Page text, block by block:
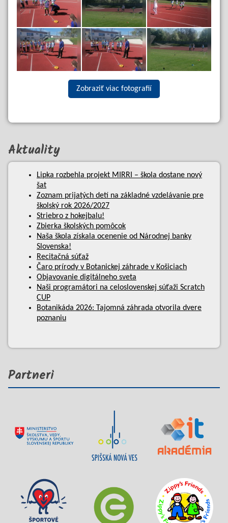
Zobraziť viac fotografií
Aktuality
Lipka rozbehla projekt MIRRI – škola dostane nový
šat
Zoznam prijatých detí na základné vzdelávanie pre
školský rok 2026/2027
Striebro z hokejbalu!
Zbierka školských pomôcok
Naša škola získala ocenenie od Národnej banky
Slovenska!
Recitačná súťaž
Čaro prírody v Botanickej záhrade v Košiciach
Objavovanie digitálneho sveta
Naši programátori na celoslovenskej súťaži Scratch
CUP
Botanikáda 2026: Tajomná záhrada otvorila dvere
poznaniu
Partneri